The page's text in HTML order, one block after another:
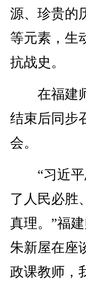
源、珍贵的
等元素，生
抗战史。
在福建师
结束后同步
会。
“习近平
了人民必胜
真理。”福
朱新屋在座
政课教师，